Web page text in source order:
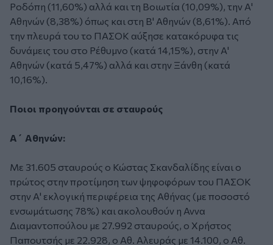
Ροδόπη (11,60%) αλλά και τη Βοιωτία (10,09%), την Α'
Αθηνών (8,38%) όπως και στη Β' Αθηνών (8,61%). Από
την πλευρά του το ΠΑΣΟΚ αύξησε κατακόρυφα τις
δυνάμεις του στο Ρέθυμνο (κατά 14,15%), στην Α'
Αθηνών (κατά 5,47%) αλλά και στην Ξάνθη (κατά
10,16%).
Ποιοι προηγούνται σε σταυρούς
Α΄ Αθηνών:
Με 31.605 σταυρούς ο Κώστας Σκανδαλίδης είναι ο
πρώτος στην προτίμηση των ψηφοφόρων του ΠΑΣΟΚ
στην Α' εκλογική περιφέρεια της Αθήνας (με ποσοστό
ενσωμάτωσης 78%) και ακολουθούν η Αννα
Διαμαντοπούλου με 27.992 σταυρούς, ο Χρήστος
Παπουτσής με 22.928, ο Αθ. Αλευράς με 14.100, ο Αθ.